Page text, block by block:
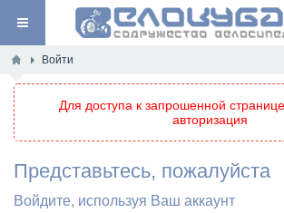
Войти
Для доступа к запрошенной
авторизация
Представьтесь, пожалуйста
Войдите, используя Ваш аккаунт